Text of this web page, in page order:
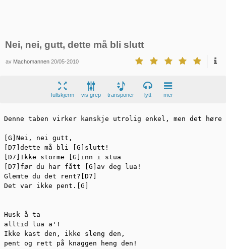
Nei, nei, gutt, dette må bli slutt
av Machomannen 20/05-2010
fullskjerm vis grep transponer lytt mer
Denne taben virker kanskje utrolig enkel, men det
[G]Nei, nei gutt,
[D7]dette må bli [G]slutt!
[D7]Ikke storme [G]inn i stua
[D7]før du har fått [G]av deg lua!
Glemte du det rent?[D7]
Det var ikke pent.[G]
Husk å ta
alltid lua a'!
Ikke kast den, ikke sleng den,
pent og rett på knaggen heng den!